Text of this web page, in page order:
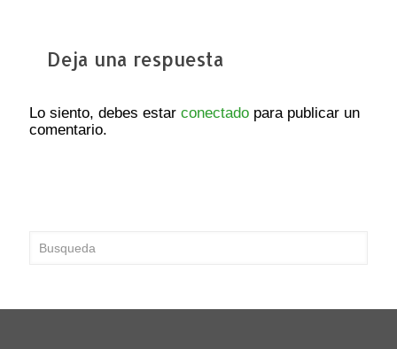
Deja una respuesta
Lo siento, debes estar conectado para publicar un
comentario.